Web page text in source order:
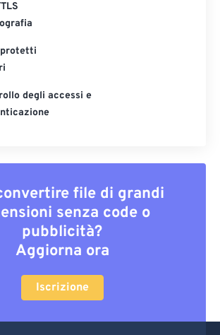
degli accessi e
file di grandi
senza code o
pubblicità?
Aggiorna ora
Iscrizione